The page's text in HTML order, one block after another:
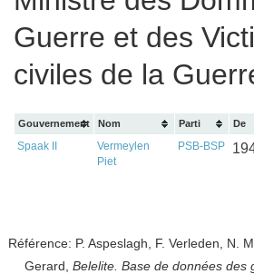
Guerre et des
civiles de la
Gouvernement Nom Parti De
Spaak II
Vermeylen
Piet
PSB-BSP
Référence: P. Aspeslagh, F. Verleden, N.
Gerard, Belelite. Base de données des